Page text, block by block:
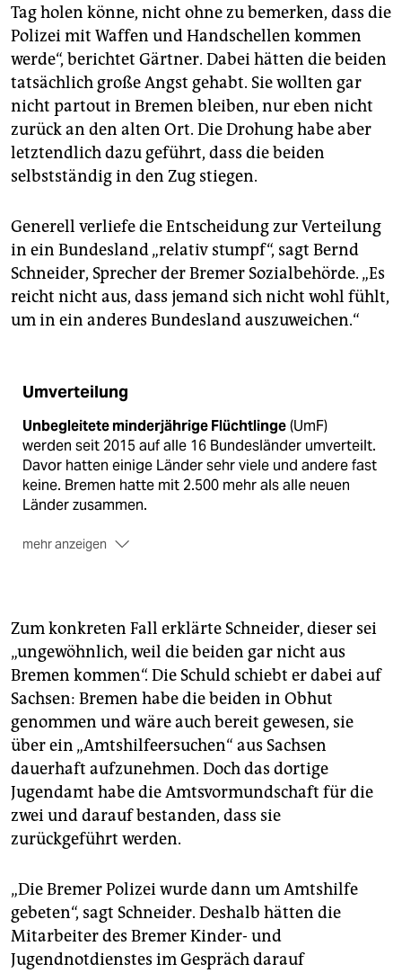
Tag holen könne, nicht ohne zu bemerken, dass die
Polizei mit Waffen und Handschellen kommen
werde“, berichtet Gärtner. Dabei hätten die beiden
tatsächlich große Angst gehabt. Sie wollten gar
nicht partout in Bremen bleiben, nur eben nicht
zurück an den alten Ort. Die Drohung habe aber
letztendlich dazu geführt, dass die beiden
selbstständig in den Zug stiegen.
Generell verliefe die Entscheidung zur Verteilung
in ein Bundesland „relativ stumpf“, sagt Bernd
Schneider, Sprecher der Bremer Sozialbehörde. „Es
reicht nicht aus, dass jemand sich nicht wohl fühlt,
um in ein anderes Bundesland auszuweichen.“
Umverteilung
Unbegleitete minderjährige Flüchtlinge(UmF)
werden seit 2015 auf alle 16 Bundesländer umverteilt.
Davor hatten einige Länder sehr viele und andere fast
keine. Bremen hatte mit 2.500 mehr als alle neuen
Länder zusammen.
mehr anzeigen
Deutschen Vereins für öffentliche und private
Fürsorge.
Bundesweitgibt es knapp 56.000 junge Geflüchtete,
darunter auch rund 24.000 junge Volljährige, die von
der Jugendhilfe betreut werden.
Laut Kriminalstatistikgalten 2.176 unbegleitete
Minderjährige im ersten Halbjahr 2018 als vermisst,
1.857 wurden inzwischen wieder gefunden.
Zum konkreten Fall erklärte Schneider, dieser sei
„ungewöhnlich, weil die beiden gar nicht aus
Bremen kommen“. Die Schuld schiebt er dabei auf
Sachsen: Bremen habe die beiden in Obhut
genommen und wäre auch bereit gewesen, sie
über ein „Amtshilfeersuchen“ aus Sachsen
dauerhaft aufzunehmen. Doch das dortige
Jugendamt habe die Amtsvormundschaft für die
zwei und darauf bestanden, dass sie
zurückgeführt werden.
„Die Bremer Polizei wurde dann um Amtshilfe
gebeten“, sagt Schneider. Deshalb hätten die
Mitarbeiter des Bremer Kinder- und
Jugendnotdienstes im Gespräch darauf